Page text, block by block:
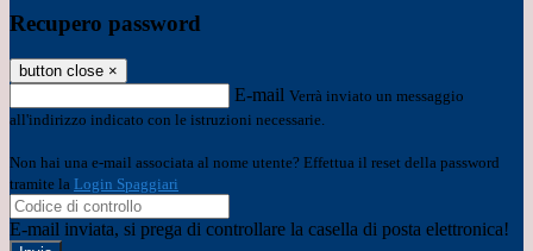
Recupero password
button close ×
E-mail Verrà inviato un messaggio
all'indirizzo indicato con le istruzioni necessarie.
Non hai una e-mail associata al nome utente? Effettua il reset della password
tramite la Login Spaggiari
E-mail inviata, si prega di controllare la casella di posta elettronica!